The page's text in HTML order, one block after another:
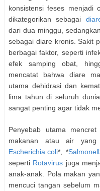
konsistensi feses menjadi
dikategorikan sebagai
dari dua minggu,
sebagai diare kronis. Sakit
berbagai faktor, seperti
efek samping obat,
mencatat bahwa diare
utama dehidrasi dan
lima tahun di seluruh
sangat penting agar tidak
Penyebab utama
makanan atau air yang
Escherichia coli*, *
seperti Rotavirus juga
anak-anak. Pola makan
mencuci tangan sebelum